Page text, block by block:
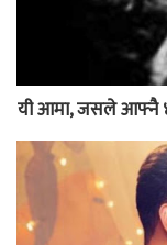
यी आमा, जसले आफ्नै ४